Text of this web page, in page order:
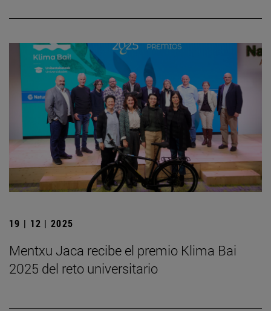
19 | 12 | 2025
Mentxu Jaca recibe el premio Klima Bai
2025 del reto universitario